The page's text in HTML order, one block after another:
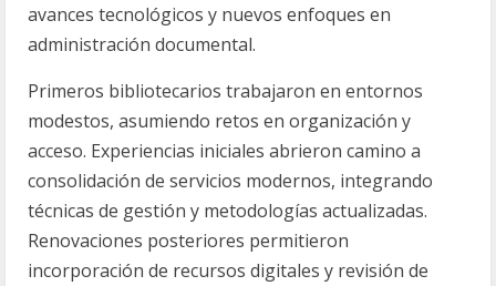
avances tecnológicos y nuevos enfoques en
administración documental.
Primeros bibliotecarios trabajaron en entornos
modestos, asumiendo retos en organización y
acceso. Experiencias iniciales abrieron camino a
consolidación de servicios modernos, integrando
técnicas de gestión y metodologías actualizadas.
Renovaciones posteriores permitieron
incorporación de recursos digitales y revisión de